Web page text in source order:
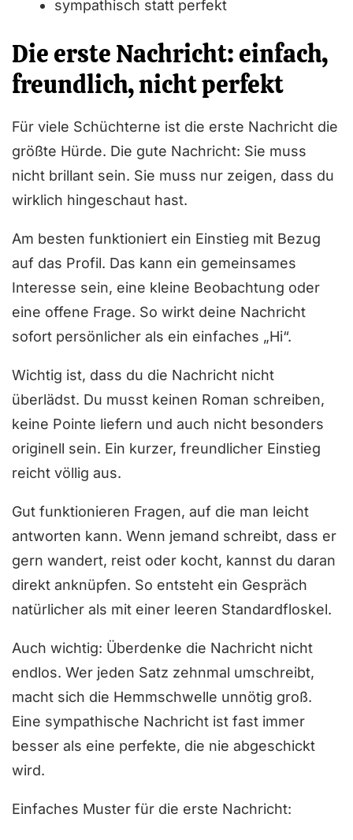
sympathisch statt perfekt
Die erste Nachricht: einfach,
freundlich, nicht perfekt
Für viele Schüchterne ist die erste Nachricht die
größte Hürde. Die gute Nachricht: Sie muss
nicht brillant sein. Sie muss nur zeigen, dass du
wirklich hingeschaut hast.
Am besten funktioniert ein Einstieg mit Bezug
auf das Profil. Das kann ein gemeinsames
Interesse sein, eine kleine Beobachtung oder
eine offene Frage. So wirkt deine Nachricht
sofort persönlicher als ein einfaches „Hi“.
Wichtig ist, dass du die Nachricht nicht
überlädst. Du musst keinen Roman schreiben,
keine Pointe liefern und auch nicht besonders
originell sein. Ein kurzer, freundlicher Einstieg
reicht völlig aus.
Gut funktionieren Fragen, auf die man leicht
antworten kann. Wenn jemand schreibt, dass er
gern wandert, reist oder kocht, kannst du daran
direkt anknüpfen. So entsteht ein Gespräch
natürlicher als mit einer leeren Standardfloskel.
Auch wichtig: Überdenke die Nachricht nicht
endlos. Wer jeden Satz zehnmal umschreibt,
macht sich die Hemmschwelle unnötig groß.
Eine sympathische Nachricht ist fast immer
besser als eine perfekte, die nie abgeschickt
wird.
Einfaches Muster für die erste Nachricht: